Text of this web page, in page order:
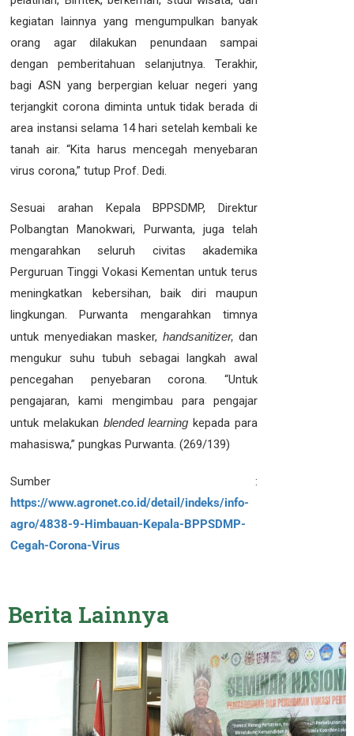
kegiatan lainnya yang mengumpulkan banyak
orang agar dilakukan penundaan sampai
dengan pemberitahuan selanjutnya. Terakhir,
bagi ASN yang berpergian keluar negeri yang
terjangkit corona diminta untuk tidak berada di
area instansi selama 14 hari setelah kembali ke
tanah air. “Kita harus mencegah menyebaran
virus corona,” tutup Prof. Dedi.
Sesuai arahan Kepala BPPSDMP, Direktur
Polbangtan Manokwari, Purwanta, juga telah
mengarahkan seluruh civitas akademika
Perguruan Tinggi Vokasi Kementan untuk terus
meningkatkan kebersihan, baik diri maupun
lingkungan. Purwanta mengarahkan timnya
untuk menyediakan masker, handsanitizer, dan
mengukur suhu tubuh sebagai langkah awal
pencegahan penyebaran corona. “Untuk
pengajaran, kami mengimbau para pengajar
untuk melakukan blended learning kepada para
mahasiswa,” pungkas Purwanta. (269/139)
Sumber :
https://www.agronet.co.id/detail/indeks/info-
agro/4838-9-Himbauan-Kepala-BPPSDMP-
Cegah-Corona-Virus
Berita Lainnya